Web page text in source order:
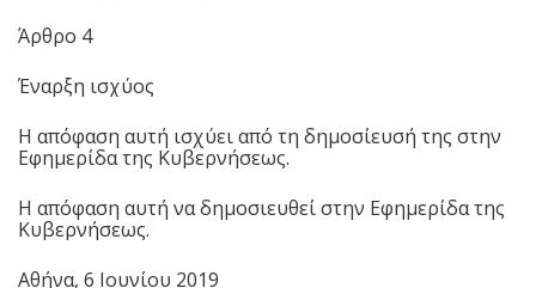
Άρθρο 4
Έναρξη ισχύος
Η απόφαση αυτή ισχύει από τη δημοσίευσή της στην
Εφημερίδα της Κυβερνήσεως.
Η απόφαση αυτή να δημοσιευθεί στην Εφημερίδα της
Κυβερνήσεως.
Αθήνα, 6 Ιουνίου 2019